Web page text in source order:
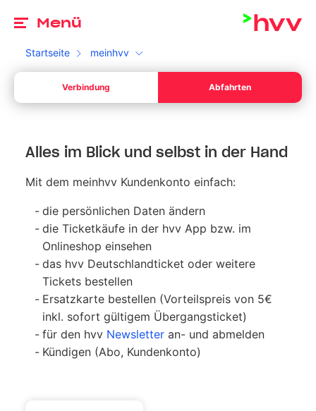
Menü
Startseite meinhvv
Verbindung Abfahrten
Dein Ziel *
meinhvv
Alles im Blick und selbst in der Hand
Mit dem meinhvv Kundenkonto einfach:
die persönlichen Daten ändern
die Ticketkäufe in der hvv App bzw. im
Onlineshop einsehen
das hvv Deutschlandticket oder weitere
Tickets bestellen
Ersatzkarte bestellen (Vorteilspreis von 5€
inkl. sofort gültigem Übergangsticket)
für den hvv Newsletter an- und abmelden
Kündigen (Abo, Kundenkonto)